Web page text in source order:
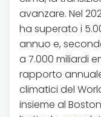
avanzare. Nel
ha superato i
annuo e,
a 7.000 miliardi
rapporto
climatici del
insieme al